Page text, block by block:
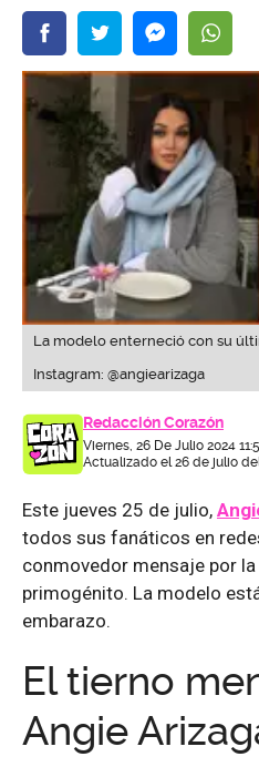
La modelo enterneció con su
Instagram: @angiearizaga
Redacción Corazón
Viernes, 26 De Julio 2024
Actualizado el 26 de julio del
Este jueves 25 de julio,
todos sus fanáticos en
conmovedor mensaje por
primogénito. La modelo
embarazo.
El tierno
Angie